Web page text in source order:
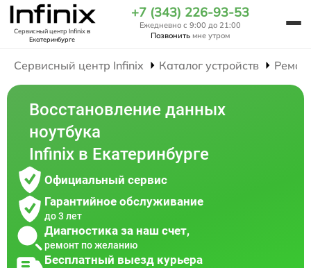
Сервисный центр Infinixв
Екатеринбурге
+7 (343) 226-93-53
Ежедневно с 9:00 до 21:00
Позвонить мне утром
Сервисный центр Infinix Каталог устройств
Восстановление данных
ноутбука
Infinix в Екатеринбурге
Официальный сервис
Гарантийное обслуживание
до 3 лет
Диагностика за наш счет,
ремонт по желанию
Бесплатный выезд курьера